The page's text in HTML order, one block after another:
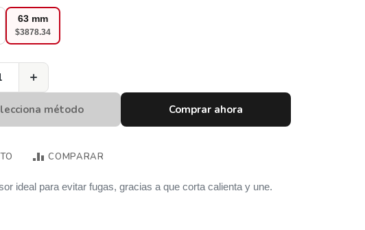
63 mm
$3878.34
+
método Comprar ahora
COMPARAR
ideal para evitar fugas, gracias a que corta calienta y une.